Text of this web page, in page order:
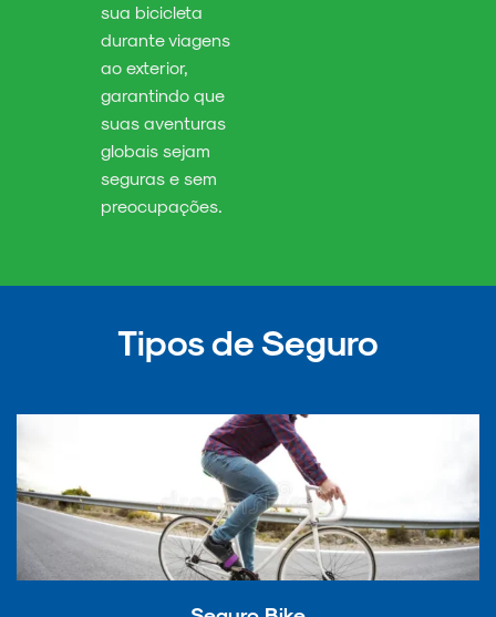
sua bicicleta
durante viagens
ao exterior,
garantindo que
suas aventuras
globais sejam
seguras e sem
preocupações.
Tipos de Seguro